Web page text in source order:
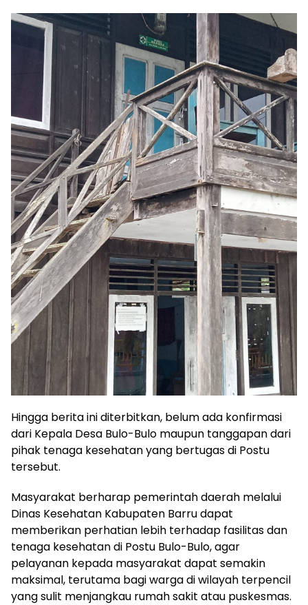
Hingga berita ini diterbitkan, belum ada konfirmasi
dari Kepala Desa Bulo-Bulo maupun tanggapan dari
pihak tenaga kesehatan yang bertugas di Postu
tersebut.
Masyarakat berharap pemerintah daerah melalui
Dinas Kesehatan Kabupaten Barru dapat
memberikan perhatian lebih terhadap fasilitas dan
tenaga kesehatan di Postu Bulo-Bulo, agar
pelayanan kepada masyarakat dapat semakin
maksimal, terutama bagi warga di wilayah terpencil
yang sulit menjangkau rumah sakit atau puskesmas.